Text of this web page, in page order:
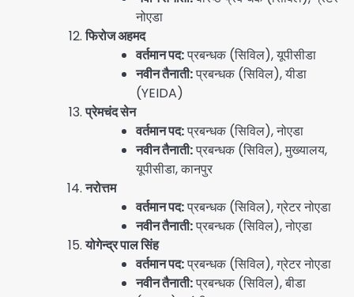
नोएडा
फिरोज अहमद
वर्तमान पद:प्रबन्धक (सिविल), यूपीसीडा
नवीन तैनाती:प्रबन्धक (सिविल), यीडा
(YEIDA)
प्रेमचंद सेन
वर्तमान पद:प्रबन्धक (सिविल), नोएडा
नवीन तैनाती:प्रबन्धक (सिविल), मुख्यालय,
यूपीसीडा, कानपुर
नरोत्तम
वर्तमान पद:प्रबन्धक (सिविल), ग्रेटर नोएडा
नवीन तैनाती:प्रबन्धक (सिविल), नोएडा
योगेन्द्र पाल सिंह
वर्तमान पद:प्रबन्धक (सिविल), ग्रेटर नोएडा
नवीन तैनाती:प्रबन्धक (सिविल), बीडा